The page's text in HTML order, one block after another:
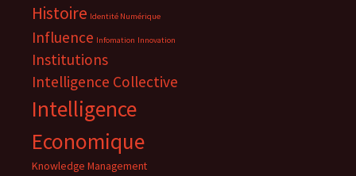
Histoire Identité Numérique
Influence Infomation Innovation
Institutions
Intelligence Collective
Intelligence
Economique
Knowledge Management